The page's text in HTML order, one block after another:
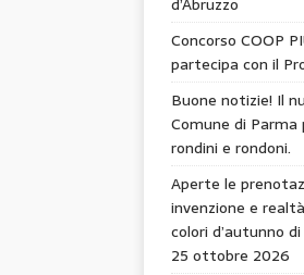
Concorso COOP
partecipa con il
Buone notizie! Il
Comune di
rondini e rondoni.
Aperte le
invenzione e
colori d’autunno
25 ottobre 2026